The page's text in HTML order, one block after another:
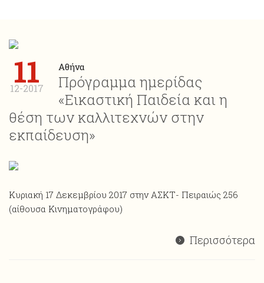
11
12-2017
Αθήνα
Πρόγραμμα ημερίδας
«Εικαστική Παιδεία και η
θέση των καλλιτεχνών στην
εκπαίδευση»
Κυριακή 17 Δεκεμβρίου 2017 στην ΑΣΚΤ- Πειραιώς 256
(αίθουσα Κινηματογράφου)
Περισσότερα